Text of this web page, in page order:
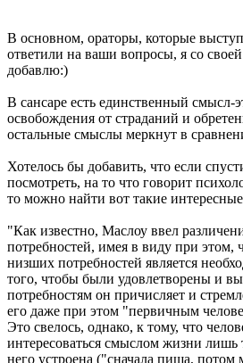
В основном, ораторы, которые
ответили на ваши вопросы, я со
добавлю:)
В сансаре есть единственный смысл-
освобождения от страданий и
остальные смыслы меркнут в
Хотелось бы добавить, что если
посмотреть, на то что говорит
то можно найти вот такие
"Как известно, Маслоу ввел
потребностей, имея в виду при этом,
низших потребностей является
того, чтобы были удовлетворены и
потребностям он причисляет и
его даже при этом "первичным
Это свелось, однако, к тому, что
интересоваться смыслом жизни лишь
него устроена ("сначала пища, потом